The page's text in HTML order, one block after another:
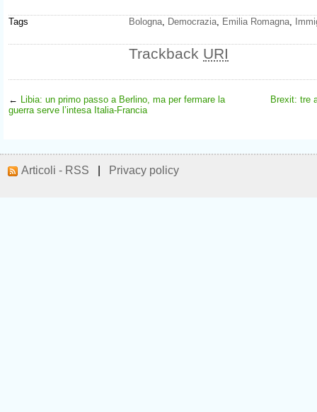
Tags Bologna, Democrazia, Emilia Romagna,
Trackback URI
← Libia: un primo passo a Berlino, ma per fermare la
guerra serve l’intesa Italia-Francia
Brexit: tre
Articoli - RSS Privacy policy